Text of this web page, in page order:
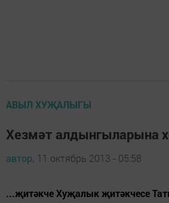
АВЫЛ ХУҖАЛЫГЫ
Хезмәт алдынгыларына
автор, 11 октябрь 2013 - 05:58
...җитәкче Хуҗалык җитәкчесе